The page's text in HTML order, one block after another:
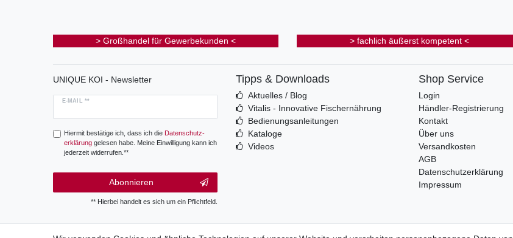
> Großhandel für Gewerbekunden < > fachlich äußerst kompetent <
UNIQUE KOI - Newsletter
E-MAIL **
Hiermit bestätige ich, dass ich die Daten­schutz­
erklärunggelesen habe. Meine Einwilligung kann ich
jederzeit widerrufen.**
Abonnieren
** Hierbei handelt es sich um ein Pflichtfeld.
Tipps & Downloads
Aktuelles / Blog
Vitalis - Innovative Fischernährung
Bedienungsanleitungen
Kataloge
Videos
Shop Service
Login
Händler-Registrierung
Kontakt
Über uns
Versandkosten
AGB
Datenschutzerklärung
Impressum